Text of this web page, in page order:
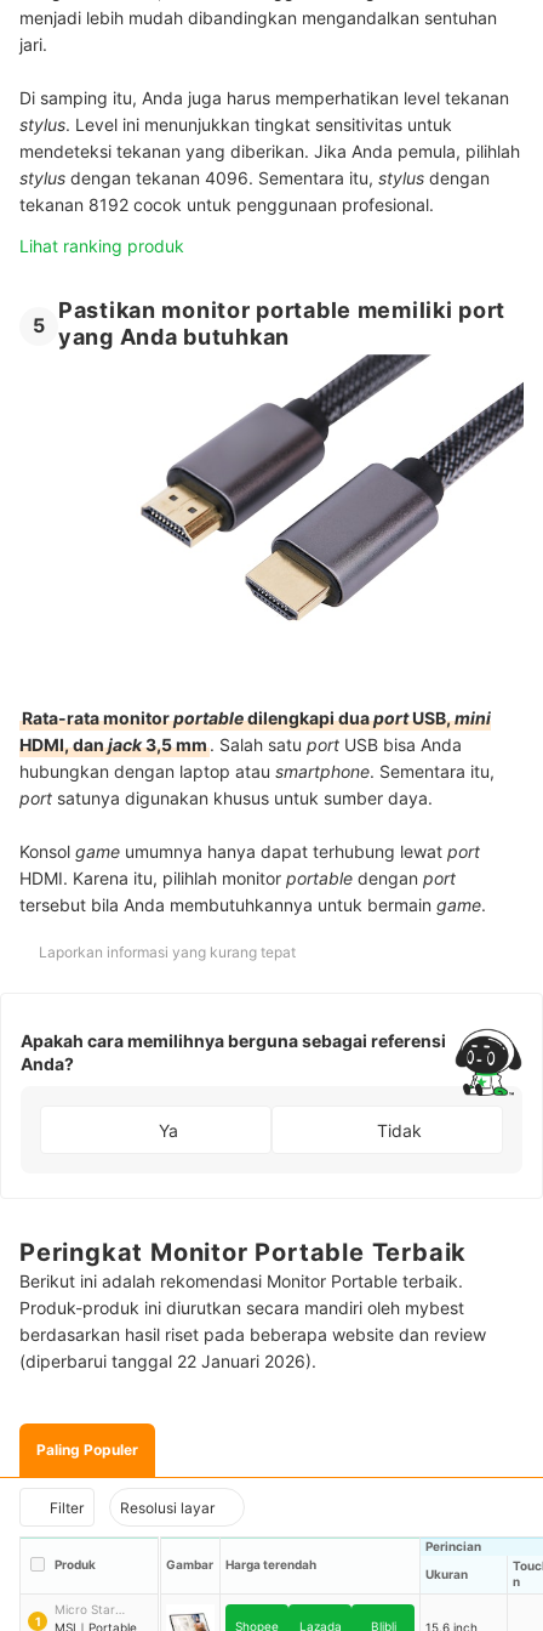
menjadi lebih mudah dibandingkan mengandalkan sentuhan
jari.
Di samping itu, Anda juga harus memperhatikan level tekanan
stylus. Level ini menunjukkan tingkat sensitivitas untuk
mendeteksi tekanan yang diberikan. Jika Anda pemula, pilihlah
stylus dengan tekanan 4096. Sementara itu, stylus dengan
tekanan 8192 cocok untuk penggunaan profesional.
Lihat ranking produk
5
Pastikan monitor portable memiliki port
yang Anda butuhkan
Rata-rata monitorportabledilengkapi duaportUSB,mini
HDMI, danjack3,5 mm. Salah satu port USB bisa Anda
hubungkan dengan laptop atau smartphone. Sementara itu,
port satunya digunakan khusus untuk sumber daya.
Konsol game umumnya hanya dapat terhubung lewat port
HDMI. Karena itu, pilihlah monitor portable dengan port
tersebut bila Anda membutuhkannya untuk bermain game.
Laporkan informasi yang kurang tepat
Apakah cara memilihnya berguna sebagai referensi
Anda?
Ya Tidak
Peringkat Monitor Portable Terbaik
Berikut ini adalah rekomendasi Monitor Portable terbaik.
Produk-produk ini diurutkan secara mandiri oleh mybest
berdasarkan hasil riset pada beberapa website dan review
(diperbarui tanggal 22 Januari 2026).
Paling Populer
Filter Resolusi layar
Produk Gambar Harga terendah
Perincian
Ukuran
n
1
Micro Star
International
MSI ｜ Portable
Shopee Lazada Blibli 15.6 inch